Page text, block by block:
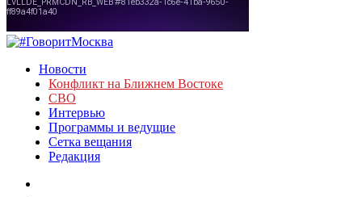
Новости
Конфликт на Ближнем Востоке
СВО
Интервью
Программы и ведущие
Сетка вещания
Редакция